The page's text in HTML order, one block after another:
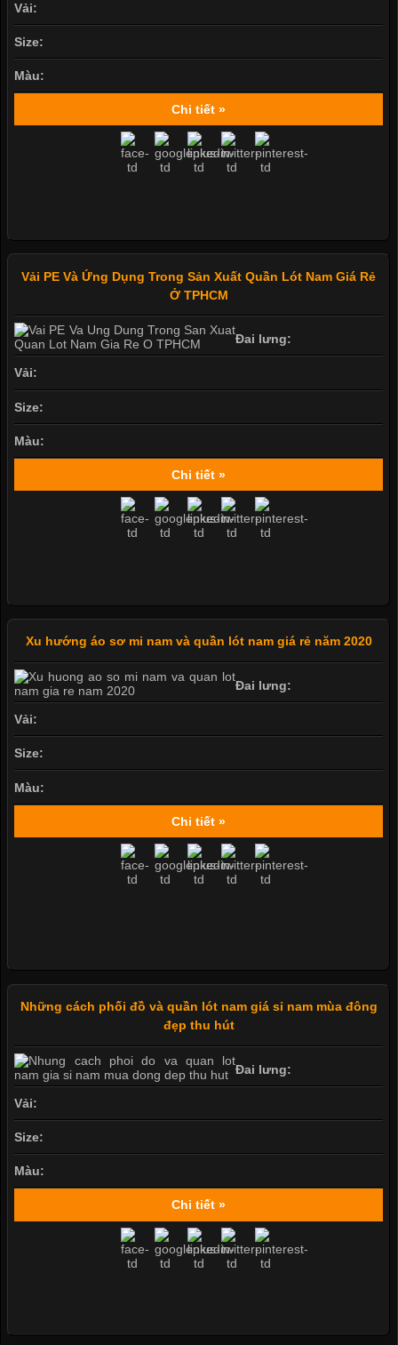
Vải:
Size:
Màu:
Chi tiết »
Vải PE Và Ứng Dụng Trong Sản Xuất Quần Lót Nam Giá Rẻ
Ở TPHCM
Đai lưng:
Vải:
Size:
Màu:
Chi tiết »
Xu hướng áo sơ mi nam và quần lót nam giá rẻ năm 2020
Đai lưng:
Vải:
Size:
Màu:
Chi tiết »
Những cách phối đồ và quần lót nam giá sỉ nam mùa đông
đẹp thu hút
Đai lưng:
Vải:
Size:
Màu:
Chi tiết »